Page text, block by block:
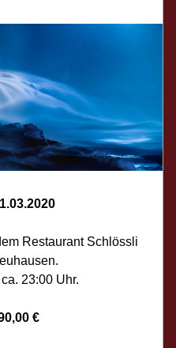
Restaurant Schlössli
ca. 23:00 Uhr.
€